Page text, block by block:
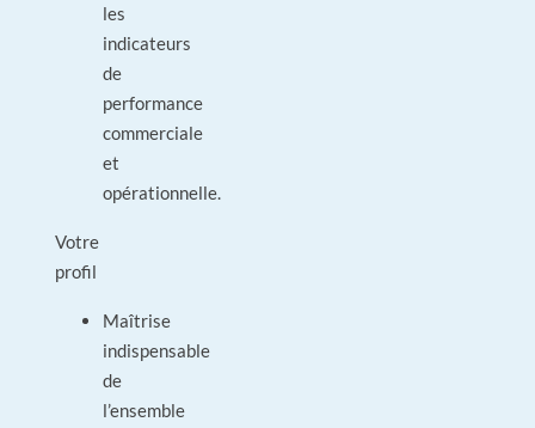
les
indicateurs
de
performance
commerciale
et
opérationnelle.
Votre
profil
Maîtrise
indispensable
de
l’ensemble